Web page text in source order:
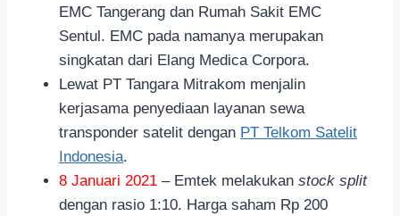
EMC Tangerang dan Rumah Sakit EMC
Sentul. EMC pada namanya merupakan
singkatan dari Elang Medica Corpora.
Lewat PT Tangara Mitrakom menjalin
kerjasama penyediaan layanan sewa
transponder satelit dengan PT Telkom Satelit
Indonesia.
8 Januari 2021 – Emtek melakukan stock split
dengan rasio 1:10. Harga saham Rp 200